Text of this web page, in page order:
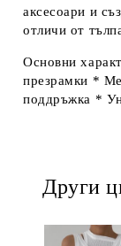
аксесоари и
отличи от
Основни
презрамки *
поддръжка *
Други